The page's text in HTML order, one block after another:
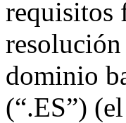
requisitos
dominio
(“.ES”)